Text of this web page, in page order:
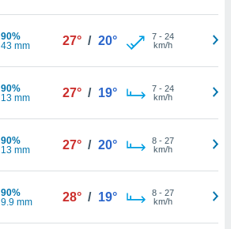
90%
43 mm
27° / 20° 7- 24
km/h
90%
13 mm
27° / 19° 7- 24
km/h
90%
13 mm
27° / 20° 8- 27
km/h
90%
9.9 mm
28° / 19° 8- 27
km/h